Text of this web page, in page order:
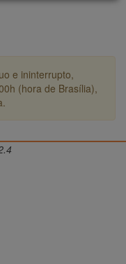
e ininterrupto,
(hora de Brasília),